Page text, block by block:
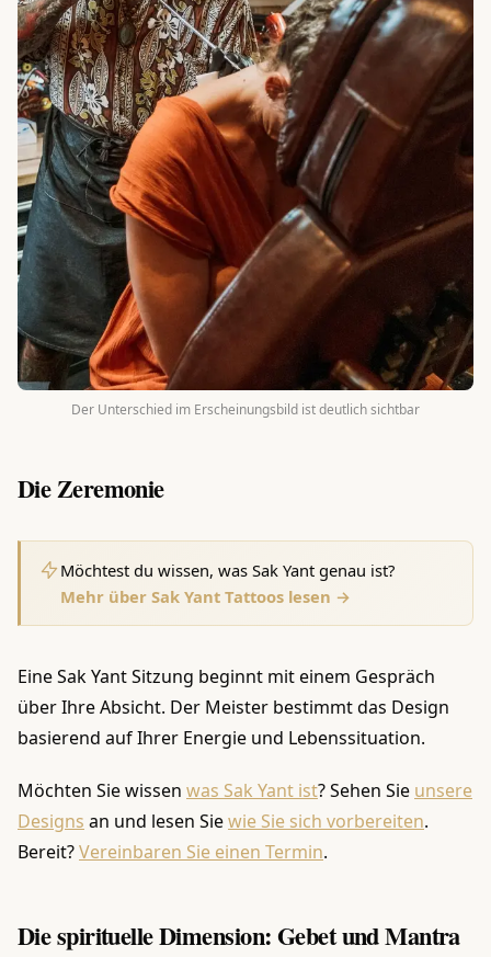
Der Unterschied im Erscheinungsbild ist deutlich sichtbar
Die Zeremonie
Möchtest du wissen, was Sak Yant genau ist?
Mehr über Sak Yant Tattoos lesen →
Eine Sak Yant Sitzung beginnt mit einem Gespräch
über Ihre Absicht. Der Meister bestimmt das Design
basierend auf Ihrer Energie und Lebenssituation.
Möchten Sie wissen was Sak Yant ist? Sehen Sie unsere
Designs an und lesen Siewie Sie sich vorbereiten.
Bereit?Vereinbaren Sie einen Termin.
Die spirituelle Dimension: Gebet und Mantra